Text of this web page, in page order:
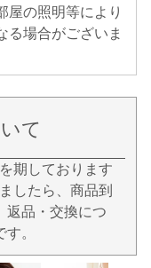
屋の照明等により
る場合がございま
て
期しております
したら、商品到
返品・交換につ
。